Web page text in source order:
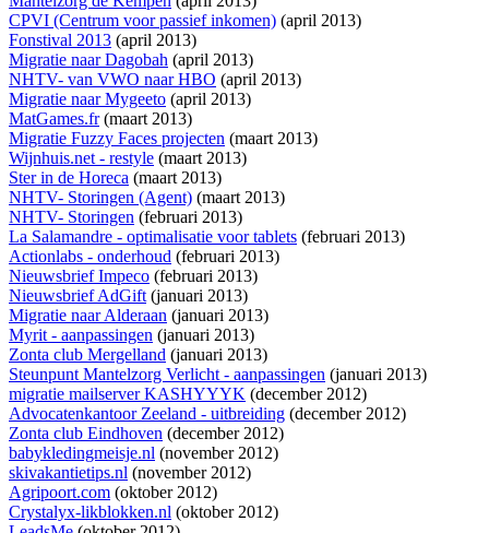
CPVI (Centrum voor passief inkomen) (april 2013)
Fonstival 2013 (april 2013)
Migratie naar Dagobah (april 2013)
NHTV- van VWO naar HBO (april 2013)
Migratie naar Mygeeto (april 2013)
MatGames.fr(maart 2013)
Migratie Fuzzy Faces projecten (maart 2013)
Wijnhuis.net - restyle (maart 2013)
Ster in de Horeca (maart 2013)
NHTV- Storingen (Agent) (maart 2013)
NHTV- Storingen (februari 2013)
La Salamandre - optimalisatie voor tablets (februari 2013)
Actionlabs - onderhoud (februari 2013)
Nieuwsbrief Impeco (februari 2013)
Nieuwsbrief AdGift(januari 2013)
Migratie naar Alderaan (januari 2013)
Myrit - aanpassingen (januari 2013)
Zonta club Mergelland (januari 2013)
Steunpunt Mantelzorg Verlicht - aanpassingen (januari 2013)
migratie mailserver KASHYYYK (december 2012)
Advocatenkantoor Zeeland - uitbreiding (december 2012)
Zonta club Eindhoven (december 2012)
babykledingmeisje.nl (november 2012)
skivakantietips.nl (november 2012)
Agripoort.com (oktober 2012)
Crystalyx-likblokken.nl (oktober 2012)